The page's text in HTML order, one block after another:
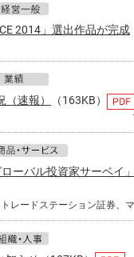
2014」選出作品が完成
速報） （163KB）
ーバル投資家サーベイ
レードステーション証券、